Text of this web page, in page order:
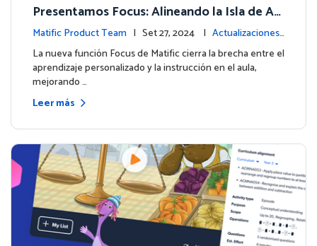
Presentamos Focus: Alineando la Isla de Av
enturas de Matific con el Aprendizaje en el
Aula
Matific Product Team | Set 27, 2024 | Actualizaciones
de la plataforma
La nueva función Focus de Matific cierra la brecha entre el
aprendizaje personalizado y la instrucción en el aula,
mejorando …
Leer más